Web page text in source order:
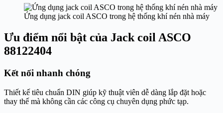
Ứng dụng jack coil ASCO trong hệ thống khí nén nhà máy
Ưu điểm nổi bật của Jack coil ASCO
88122404
Kết nối nhanh chóng
Thiết kế tiêu chuẩn DIN giúp kỹ thuật viên dễ dàng lắp đặt hoặc
thay thế mà không cần các công cụ chuyên dụng phức tạp.